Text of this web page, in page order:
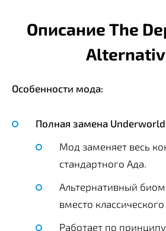
Описание The
Особенности мода:
Полная замена Underworld
Мод заменяет весь
стандартного Ада.
Альтернативный биом
вместо
Работает по